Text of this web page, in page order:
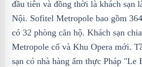
đầu tiên và đồng thời là khách sạn
Nội. Sofitel Metropole bao gồm
có 32 phòng căn hộ. Khách sạn
Metropole cổ và Khu Opera mới.
sạn có nhà hàng ẩm thực Pháp "Le